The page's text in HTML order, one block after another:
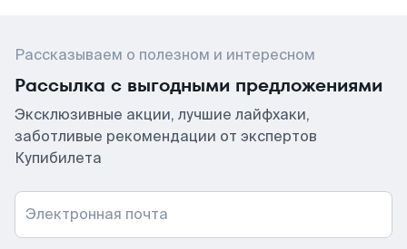
Рассказываем о полезном и интересном
Рассылка с выгодными предложениями
Эксклюзивные акции, лучшие лайфхаки,
заботливые рекомендации от экспертов
Купибилета
Электронная почта